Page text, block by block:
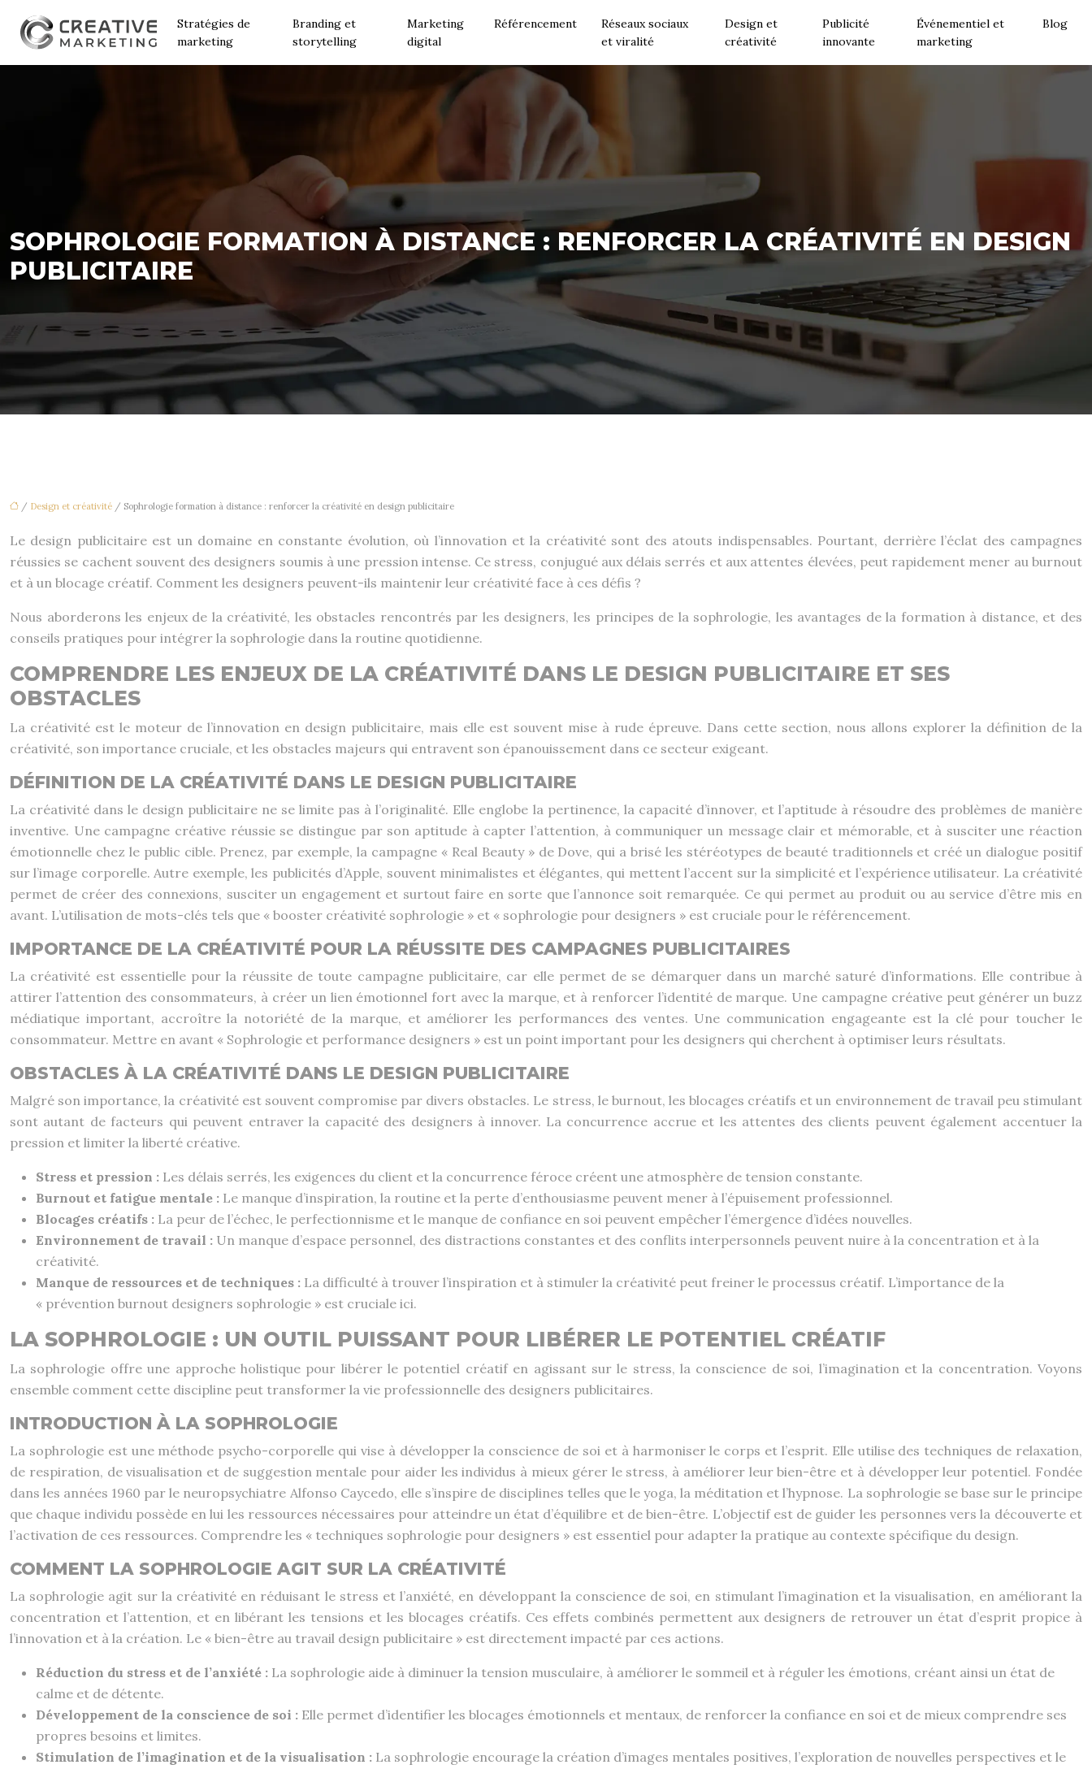
Stratégies de
marketing
Branding et
storytelling
Marketing
digital
Référencement
Réseaux sociaux
et viralité
Design et
créativité
Publicité
innovante
Événementiel et
marketing
Blog
SOPHROLOGIE FORMATION À DISTANCE : RENFORCER LA CRÉATIVITÉ EN DESIGN
PUBLICITAIRE
/ Design et créativité / Sophrologie formation à distance : renforcer la créativité en design publicitaire
Le design publicitaire est un domaine en constante évolution, où l’innovation et la créativité sont des atouts indispensables. Pourtant, derrière l’éclat des campagnes
réussies se cachent souvent des designers soumis à une pression intense. Ce stress, conjugué aux délais serrés et aux attentes élevées, peut rapidement mener au burnout
et à un blocage créatif. Comment les designers peuvent-ils maintenir leur créativité face à ces défis ?
Nous aborderons les enjeux de la créativité, les obstacles rencontrés par les designers, les principes de la sophrologie, les avantages de la formation à distance, et des
conseils pratiques pour intégrer la sophrologie dans la routine quotidienne.
COMPRENDRE LES ENJEUX DE LA CRÉATIVITÉ DANS LE DESIGN PUBLICITAIRE ET SES
OBSTACLES
La créativité est le moteur de l’innovation en design publicitaire, mais elle est souvent mise à rude épreuve. Dans cette section, nous allons explorer la définition de la
créativité, son importance cruciale, et les obstacles majeurs qui entravent son épanouissement dans ce secteur exigeant.
DÉFINITION DE LA CRÉATIVITÉ DANS LE DESIGN PUBLICITAIRE
La créativité dans le design publicitaire ne se limite pas à l’originalité. Elle englobe la pertinence, la capacité d’innover, et l’aptitude à résoudre des problèmes de manière
inventive. Une campagne créative réussie se distingue par son aptitude à capter l’attention, à communiquer un message clair et mémorable, et à susciter une réaction
émotionnelle chez le public cible. Prenez, par exemple, la campagne « Real Beauty » de Dove, qui a brisé les stéréotypes de beauté traditionnels et créé un dialogue positif
sur l’image corporelle. Autre exemple, les publicités d’Apple, souvent minimalistes et élégantes, qui mettent l’accent sur la simplicité et l’expérience utilisateur. La créativité
permet de créer des connexions, susciter un engagement et surtout faire en sorte que l’annonce soit remarquée. Ce qui permet au produit ou au service d’être mis en
avant. L’utilisation de mots-clés tels que « booster créativité sophrologie » et « sophrologie pour designers » est cruciale pour le référencement.
IMPORTANCE DE LA CRÉATIVITÉ POUR LA RÉUSSITE DES CAMPAGNES PUBLICITAIRES
La créativité est essentielle pour la réussite de toute campagne publicitaire, car elle permet de se démarquer dans un marché saturé d’informations. Elle contribue à
attirer l’attention des consommateurs, à créer un lien émotionnel fort avec la marque, et à renforcer l’identité de marque. Une campagne créative peut générer un buzz
médiatique important, accroître la notoriété de la marque, et améliorer les performances des ventes. Une communication engageante est la clé pour toucher le
consommateur. Mettre en avant « Sophrologie et performance designers » est un point important pour les designers qui cherchent à optimiser leurs résultats.
OBSTACLES À LA CRÉATIVITÉ DANS LE DESIGN PUBLICITAIRE
Malgré son importance, la créativité est souvent compromise par divers obstacles. Le stress, le burnout, les blocages créatifs et un environnement de travail peu stimulant
sont autant de facteurs qui peuvent entraver la capacité des designers à innover. La concurrence accrue et les attentes des clients peuvent également accentuer la
pression et limiter la liberté créative.
Stress et pression : Les délais serrés, les exigences du client et la concurrence féroce créent une atmosphère de tension constante.
Burnout et fatigue mentale : Le manque d’inspiration, la routine et la perte d’enthousiasme peuvent mener à l’épuisement professionnel.
Blocages créatifs : La peur de l’échec, le perfectionnisme et le manque de confiance en soi peuvent empêcher l’émergence d’idées nouvelles.
Environnement de travail : Un manque d’espace personnel, des distractions constantes et des conflits interpersonnels peuvent nuire à la concentration et à la
créativité.
Manque de ressources et de techniques : La difficulté à trouver l’inspiration et à stimuler la créativité peut freiner le processus créatif. L’importance de la
« prévention burnout designers sophrologie » est cruciale ici.
LA SOPHROLOGIE : UN OUTIL PUISSANT POUR LIBÉRER LE POTENTIEL CRÉATIF
La sophrologie offre une approche holistique pour libérer le potentiel créatif en agissant sur le stress, la conscience de soi, l’imagination et la concentration. Voyons
ensemble comment cette discipline peut transformer la vie professionnelle des designers publicitaires.
INTRODUCTION À LA SOPHROLOGIE
La sophrologie est une méthode psycho-corporelle qui vise à développer la conscience de soi et à harmoniser le corps et l’esprit. Elle utilise des techniques de relaxation,
de respiration, de visualisation et de suggestion mentale pour aider les individus à mieux gérer le stress, à améliorer leur bien-être et à développer leur potentiel. Fondée
dans les années 1960 par le neuropsychiatre Alfonso Caycedo, elle s’inspire de disciplines telles que le yoga, la méditation et l’hypnose. La sophrologie se base sur le principe
que chaque individu possède en lui les ressources nécessaires pour atteindre un état d’équilibre et de bien-être. L’objectif est de guider les personnes vers la découverte et
l’activation de ces ressources. Comprendre les « techniques sophrologie pour designers » est essentiel pour adapter la pratique au contexte spécifique du design.
COMMENT LA SOPHROLOGIE AGIT SUR LA CRÉATIVITÉ
La sophrologie agit sur la créativité en réduisant le stress et l’anxiété, en développant la conscience de soi, en stimulant l’imagination et la visualisation, en améliorant la
concentration et l’attention, et en libérant les tensions et les blocages créatifs. Ces effets combinés permettent aux designers de retrouver un état d’esprit propice à
l’innovation et à la création. Le « bien-être au travail design publicitaire » est directement impacté par ces actions.
Réduction du stress et de l’anxiété : La sophrologie aide à diminuer la tension musculaire, à améliorer le sommeil et à réguler les émotions, créant ainsi un état de
calme et de détente.
Développement de la conscience de soi : Elle permet d’identifier les blocages émotionnels et mentaux, de renforcer la confiance en soi et de mieux comprendre ses
propres besoins et limites.
Stimulation de l’imagination et de la visualisation : La sophrologie encourage la création d’images mentales positives, l’exploration de nouvelles perspectives et le